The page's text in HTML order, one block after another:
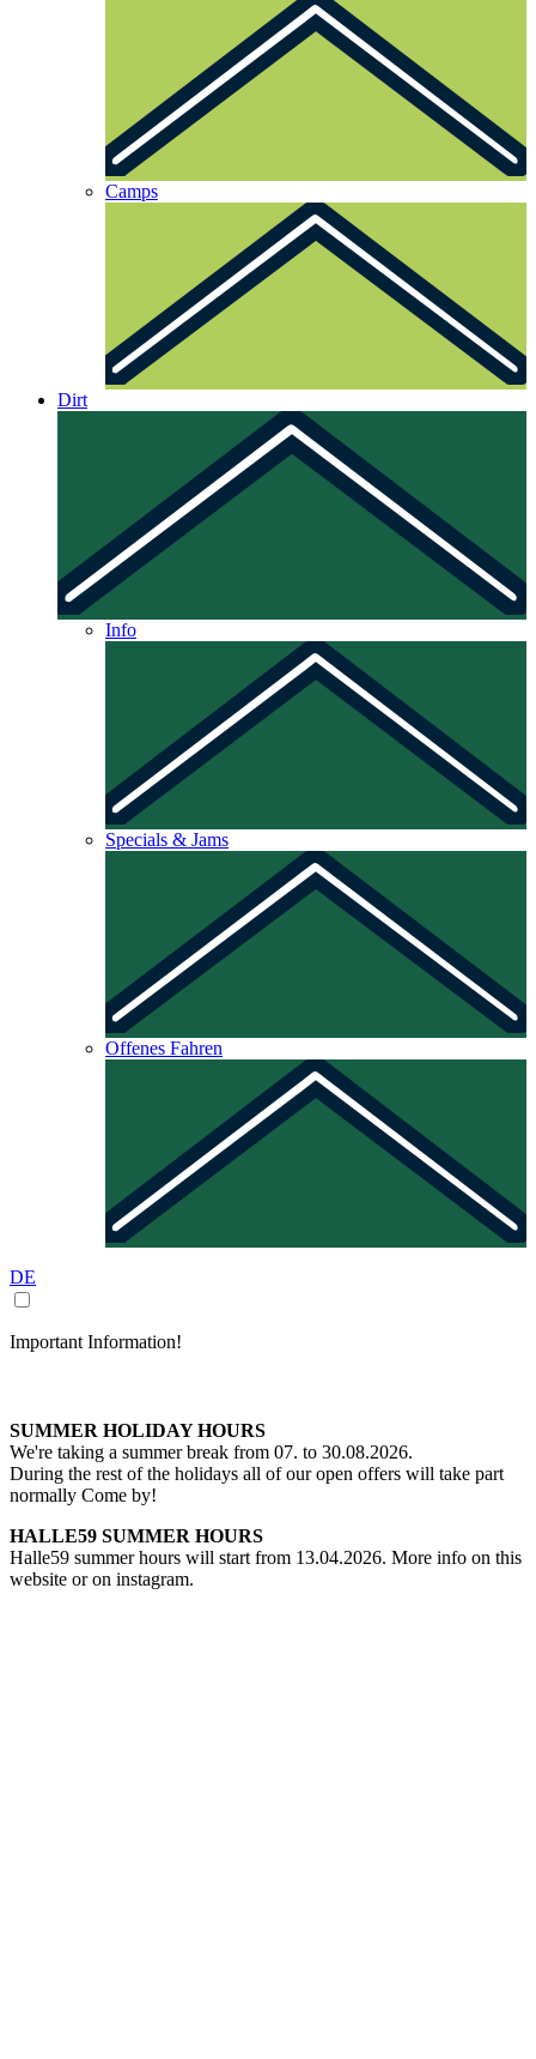
Camps
Dirt
Info
Specials & Jams
Offenes Fahren
DE
Important Information!
SUMMER HOLIDAY HOURS
We're taking a summer break from 07. to 30.08.2026.
During the rest of the holidays all of our open offers will take part
normally Come by!
HALLE59 SUMMER HOURS
Halle59 summer hours will start from 13.04.2026. More info on this
website or on instagram.